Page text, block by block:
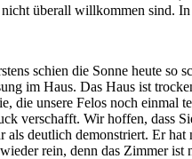
überall willkommen sind.
schien die Sonne heute so
im Haus. Das Haus ist
die unsere Felos noch einmal
verschafft. Wir hoffen, dass
als deutlich demonstriert. Er
rein, denn das Zimmer